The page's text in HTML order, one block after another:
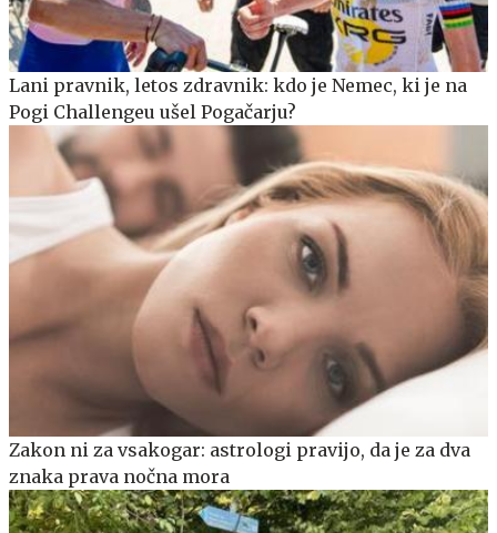
Lani pravnik, letos zdravnik: kdo je Nemec, ki je na
Pogi Challengeu ušel Pogačarju?
Zakon ni za vsakogar: astrologi pravijo, da je za dva
znaka prava nočna mora